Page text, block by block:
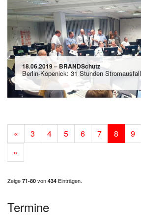
18.06.2019 – BRANDSchutz
Berlin-Köpenick: 31 Stunden Stromausfall
« 3 4 5 6 7 8 9
»
Zeige 71-80 von 434 Einträgen.
Termine